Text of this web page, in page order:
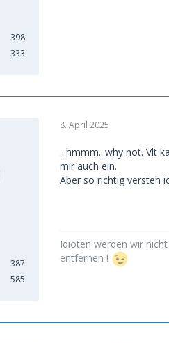
398
333
387
585
8. April 2025
...hmmm...why not. Vlt
mir auch ein.
Aber so richtig versteh
Idioten werden wir
entfernen !